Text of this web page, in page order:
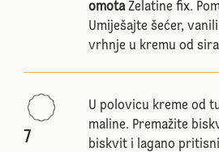
omotaŽelatine fix.
Umiješajte šećer,
vrhnje u kremu od
7
U polovicu kreme od
maline. Premažite
biskvit i lagano